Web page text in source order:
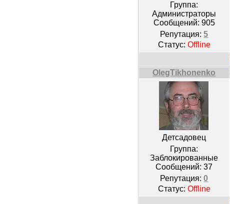
Группа:
Администраторы
Сообщений: 905
Репутация:5
Статус: Offline
OlegTikhonenko
Детсадовец
Группа:
Заблокированные
Сообщений:37
Репутация:0
Статус: Offline